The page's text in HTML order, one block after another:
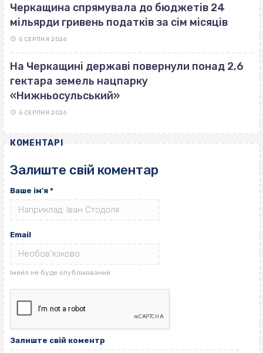
Черкащина спрямувала до бюджетів 24
мільярди гривень податків за сім місяців
5 СЕРПНЯ 2026
На Черкащині державі повернули понад 2,6
гектара земель нацпарку
«Нижньосульський»
5 СЕРПНЯ 2026
КОМЕНТАРІ
Залиште свій коментар
Ваше ім'я *
Email
Залиште свій коментр